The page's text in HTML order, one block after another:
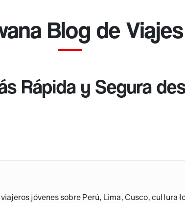
Blog de Viajes
Rápida y Segura
jóvenes sobre Perú, Lima, Cusco, cultura